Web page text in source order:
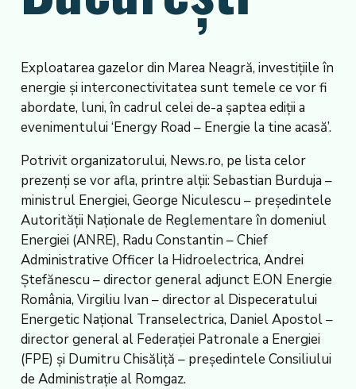
Exploatarea gazelor din Marea Neagră, investițiile în
energie și interconectivitatea sunt temele ce vor fi
abordate, luni, în cadrul celei de-a șaptea ediții a
evenimentului ‘Energy Road – Energie la tine acasă’.
Potrivit organizatorului, News.ro, pe lista celor
prezenți se vor afla, printre alții: Sebastian Burduja –
ministrul Energiei, George Niculescu – președintele
Autorității Naționale de Reglementare în domeniul
Energiei (ANRE), Radu Constantin – Chief
Administrative Officer la Hidroelectrica, Andrei
Ștefănescu – director general adjunct E.ON Energie
România, Virgiliu Ivan – director al Dispeceratului
Energetic Național Transelectrica, Daniel Apostol –
director general al Federației Patronale a Energiei
(FPE) și Dumitru Chisăliță – președintele Consiliului
de Administrație al Romgaz.